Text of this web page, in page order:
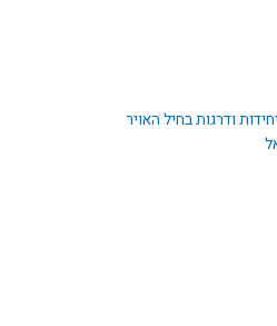
ודרגות בחיל האויר